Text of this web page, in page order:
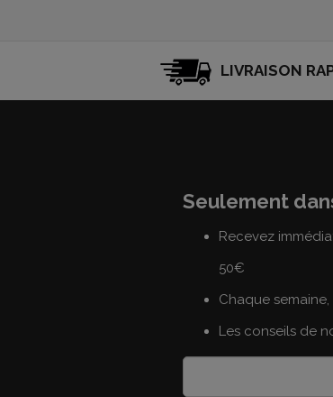
LIVRAISON
Seulement
Recevez
50€
Chaque
Les conseils de